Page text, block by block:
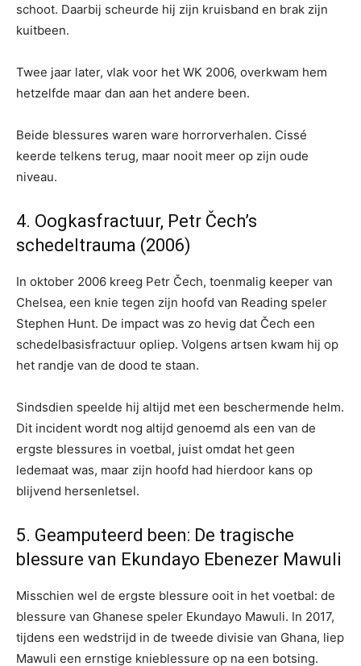
schoot. Daarbij scheurde hij zijn kruisband en brak zijn
kuitbeen.
Twee jaar later, vlak voor het WK 2006, overkwam hem
hetzelfde maar dan aan het andere been.
Beide blessures waren ware horrorverhalen. Cissé
keerde telkens terug, maar nooit meer op zijn oude
niveau.
4. Oogkasfractuur, Petr Čech’s
schedeltrauma (2006)
In oktober 2006 kreeg Petr Čech, toenmalig keeper van
Chelsea, een knie tegen zijn hoofd van Reading speler
Stephen Hunt. De impact was zo hevig dat Čech een
schedelbasisfractuur opliep. Volgens artsen kwam hij op
het randje van de dood te staan.
Sindsdien speelde hij altijd met een beschermende helm.
Dit incident wordt nog altijd genoemd als een van de
ergste blessures in voetbal, juist omdat het geen
ledemaat was, maar zijn hoofd had hierdoor kans op
blijvend hersenletsel.
5. Geamputeerd been: De tragische
blessure van Ekundayo Ebenezer Mawuli
Misschien wel de ergste blessure ooit in het voetbal: de
blessure van Ghanese speler Ekundayo Mawuli. In 2017,
tijdens een wedstrijd in de tweede divisie van Ghana, liep
Mawuli een ernstige knieblessure op na een botsing.